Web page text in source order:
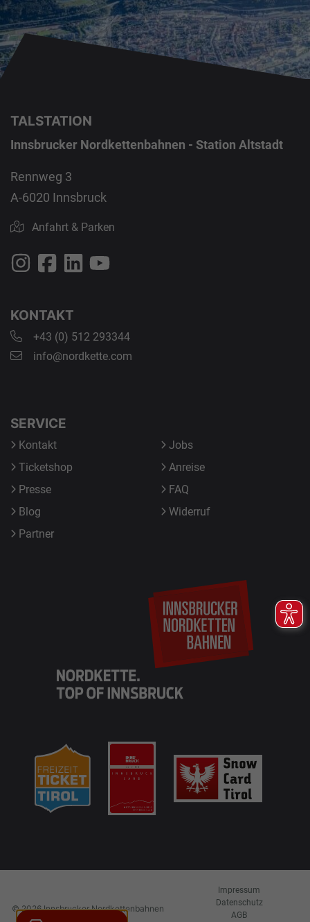
EN
Anfahrt &
Tarife &
TALSTATION
Innsbrucker Nordkettenbahnen - Station Altstadt
Rennweg 3
A-6020 Innsbruck
Anfahrt & Parken
KONTAKT
+43 (0) 512 293344
info@nordkette.com
SERVICE
Kontakt
Ticketshop
Presse
Blog
Partner
Jobs
Anreise
FAQ
Widerruf
© 2026 Innsbrucker Nordkettenbahnen
Impressum
Datenschutz
AGB